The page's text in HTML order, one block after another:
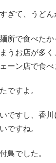
ぎて、うどん
所で食べたか
うお店が多
ーン店で食べ
ですよ。
ですし、香
ですね。
鳥でした。